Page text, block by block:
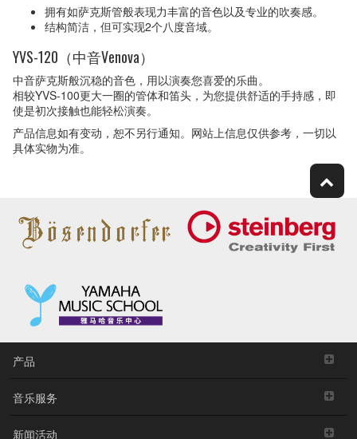
拥有如萨克斯管般表现力丰富的音色以及专业的吹奏感。
结构简洁，但可实现2个八度音域。
YVS-120（中音Venova）
中音萨克斯般沉稳的音色，用以演奏您喜爱的乐曲。
相较YVS-100更大一圈的管体和笛头，为您提供舒适的手持感，即
使是初次接触也能轻松演奏。
产品信息如有变动，恕不另行通知。网站上信息仅供参考，一切以
具体实物为准。
产品
音乐服务
新闻活动